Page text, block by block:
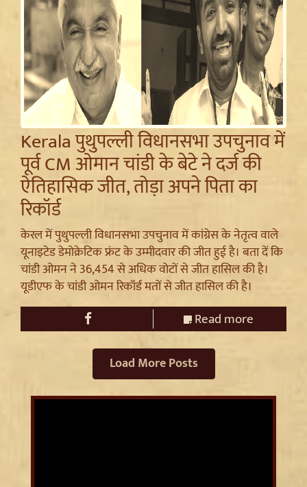
Kerala पुथुपल्ली विधानसभा उपचुनाव में
पूर्व CM ओमान चांडी के बेटे ने दर्ज की
ऐतिहासिक जीत, तोड़ा अपने पिता का
रिकॉर्ड
केरल में पुथुपल्ली विधानसभा उपचुनाव में कांग्रेस के नेतृत्व वाले
यूनाइटेड डेमोक्रेटिक फ्रंट के उम्मीदवार की जीत हुई है। बता दें कि
चांडी ओमन ने 36,454 से अधिक वोटों से जीत हासिल की है।
यूडीएफ के चांडी ओमन रिकॉर्ड मतों से जीत हासिल की है।
Read more
Load More Posts